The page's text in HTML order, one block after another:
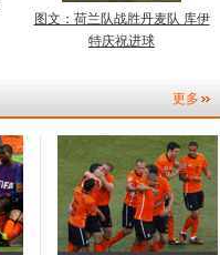
图文：荷兰队战胜丹麦队 库伊
特庆祝进球
更多